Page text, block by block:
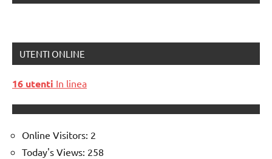
UTENTI ONLINE
16 utenti In linea
Online Visitors: 2
Today's Views: 258